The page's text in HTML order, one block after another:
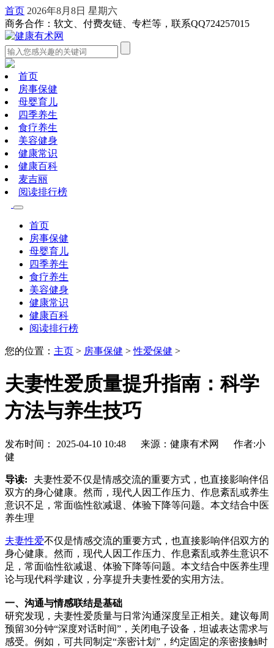
首页 2026年8月8日 星期六
商务合作：软文、付费友链、专栏等，联系QQ724257015
首页
房事保健
母婴育儿
四季养生
食疗养生
美容健身
健康常识
健康百科
麦吉丽
阅读排行榜
首页
房事保健
母婴育儿
四季养生
食疗养生
美容健身
健康常识
健康百科
阅读排行榜
您的位置： 主页 > 房事保健 >性爱保健 >
夫妻性爱质量提升指南：科学
方法与养生技巧
发布时间： 2025-04-10 10:48 来源：健康有术网 作者:小
健
导读:
夫妻性爱不仅是情感交流的重要方式，也直接影响伴侣
双方的身心健康。然而，现代人因工作压力、作息紊乱或养生
意识不足，常面临性欲减退、体验下降等问题。本文结合中医
养生理
夫妻性爱不仅是情感交流的重要方式，也直接影响伴侣双方的
身心健康。然而，现代人因工作压力、作息紊乱或养生意识不
足，常面临性欲减退、体验下降等问题。本文结合中医养生理
论与现代科学建议，分享提升夫妻性爱的实用方法。
一、沟通与情感联结是基础
研究发现，夫妻性爱质量与日常沟通深度呈正相关。建议每周
预留30分钟“深度对话时间”，关闭电子设备，坦诚表达需求与
感受。例如，可共同制定“亲密计划”，约定固定的亲密接触时